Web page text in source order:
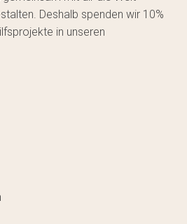
Deshalb spenden wir 10%
in unseren